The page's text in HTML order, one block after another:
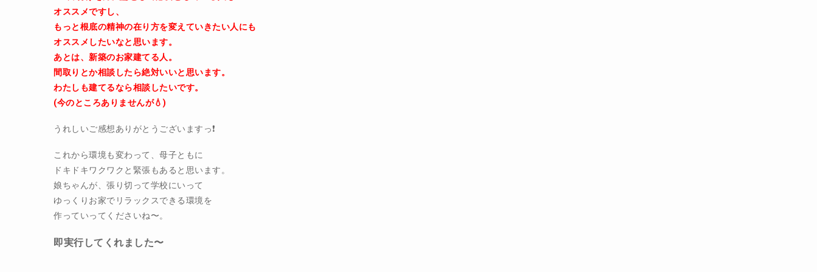
オススメですし、
もっと根底の精神の在り方を変えていきたい人にも
オススメしたいなと思います。
あとは、新築のお家建てる人。
間取りとか相談したら絶対いいと思います。
わたしも建てるなら相談したいです。
(今のところありませんが💧)
うれしいご感想ありがとうございますっ❗️
これから環境も変わって、母子ともに
ドキドキワクワクと緊張もあると思います。
娘ちゃんが、張り切って学校にいって
ゆっくりお家でリラックスできる環境を
作っていってくださいね〜。
即実行してくれました〜